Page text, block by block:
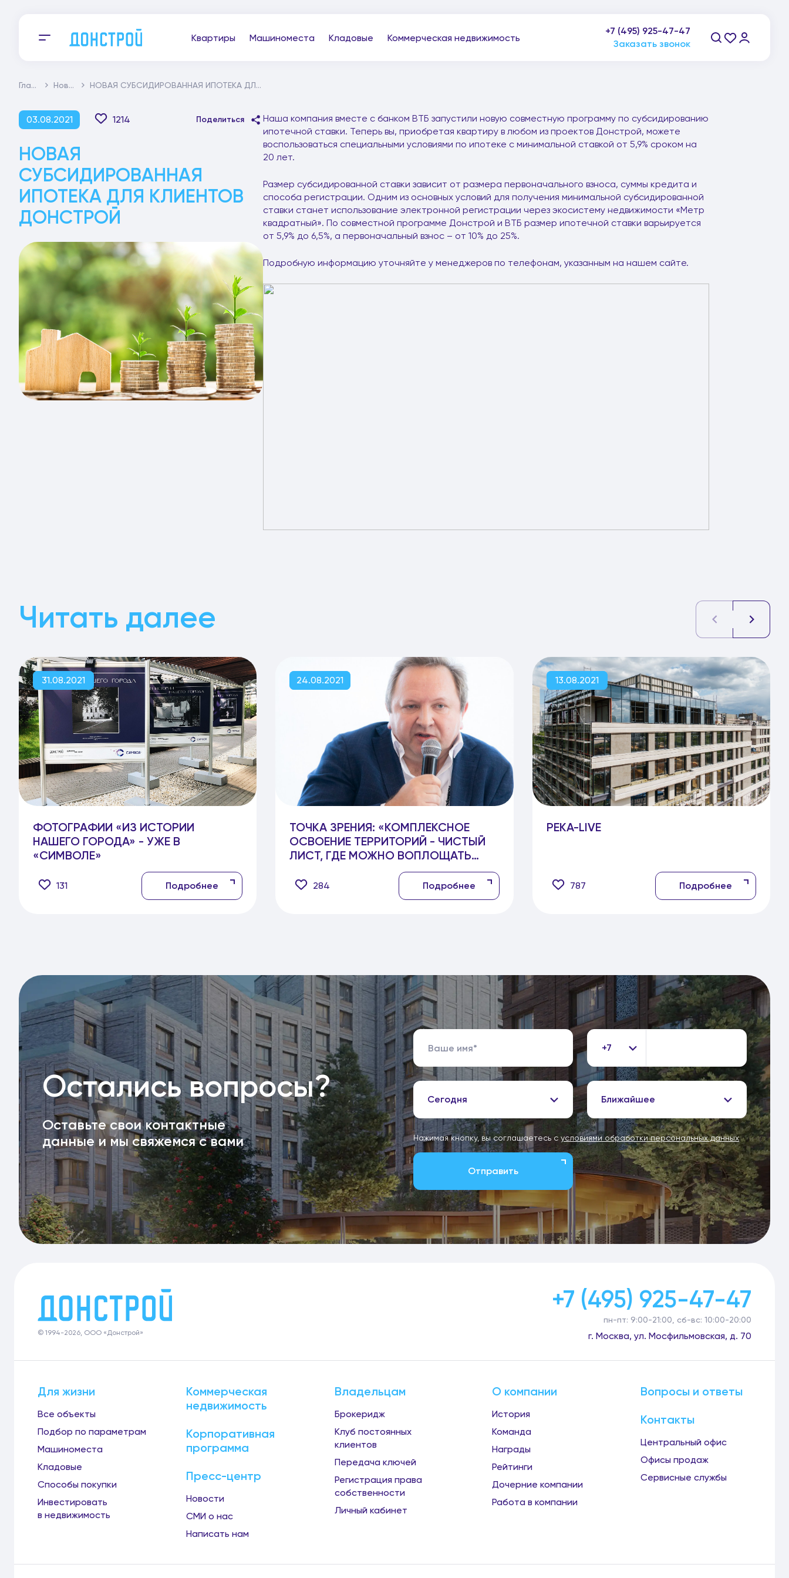
Квартиры Машиноместа Кладовые Коммерческая недвижимость
+7 (495) 925-47-47
пн-пт: 9:00-21:00, сб-вс: 10:00-20:00
Заказать звонок
Главная Новости НОВАЯ СУБСИДИРОВАННАЯ ИПОТЕКА ДЛЯ КЛИЕНТОВ ДОНСТРОЙ
03.08.2021 1214 Поделиться
НОВАЯ
СУБСИДИРОВАННАЯ
ИПОТЕКА ДЛЯ КЛИЕНТОВ
ДОНСТРОЙ
Наша компания вместе с банком ВТБ запустили новую совместную программу по субсидированию
ипотечной ставки. Теперь вы, приобретая квартиру в любом из проектов Донстрой, можете
воспользоваться специальными условиями по ипотеке с минимальной ставкой от 5,9% сроком на
20 лет.
Размер субсидированной ставки зависит от размера первоначального взноса, суммы кредита и
способа регистрации. Одним из основных условий для получения минимальной субсидированной
ставки станет использование электронной регистрации через экосистему недвижимости «Метр
квадратный». По совместной программе Донстрой и ВТБ размер ипотечной ставки варьируется
от 5,9% до 6,5%, а первоначальный взнос – от 10% до 25%.
Подробную информацию уточняйте у менеджеров по телефонам, указанным на нашем сайте.
Читать далее
31.08.2021
ФОТОГРАФИИ «ИЗ ИСТОРИИ
НАШЕГО ГОРОДА» - УЖЕ В
«СИМВОЛЕ»
131 Подробнее
24.08.2021
ТОЧКА ЗРЕНИЯ: «КОМПЛЕКСНОЕ
ОСВОЕНИЕ ТЕРРИТОРИЙ - ЧИСТЫЙ
ЛИСТ, ГДЕ МОЖНО ВОПЛОЩАТЬ
САМЫЕ СМЕЛЫЕ ИДЕИ»,
ЗАМЕСТИТЕЛЬ ГЕНДИРЕКТОРА
«ДОНСТРОЙ» АНДРЕЙ БАГАЕВ
284 Подробнее
13.08.2021
РЕКА-LIVE
787 Подробнее
Остались вопросы?
Оставьте свои контактные
данные и мы свяжемся с вами
+7
Сегодня Ближайшее
Нажимая кнопку, вы соглашаетесь с условиями обработки персональных данных
Отправить
© 1994-2026, ООО «Донстрой»
+7 (495) 925-47-47
пн-пт: 9:00-21:00, сб-вс: 10:00-20:00
г. Москва, ул. Мосфильмовская, д. 70
Для жизни
Все объекты
Подбор по параметрам
Машиноместа
Кладовые
Способы покупки
Инвестировать
в недвижимость
Коммерческая
недвижимость
Корпоративная
программа
Пресс-центр
Новости
СМИ о нас
Написать нам
Владельцам
Брокеридж
Клуб постоянных
клиентов
Передача ключей
Регистрация права
собственности
Личный кабинет
О компании
История
Команда
Награды
Рейтинги
Дочерние компании
Работа в компании
Вопросы и ответы
Контакты
Центральный офис
Офисы продаж
Сервисные службы